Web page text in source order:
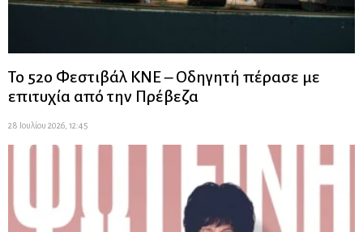
Το 52ο Φεστιβάλ ΚΝΕ – Οδηγητή πέρασε με
επιτυχία από την Πρέβεζα
28 Ιουλίου 2026, 12:45